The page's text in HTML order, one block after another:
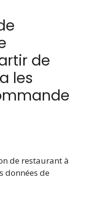
de
les
de restaurant à
données de